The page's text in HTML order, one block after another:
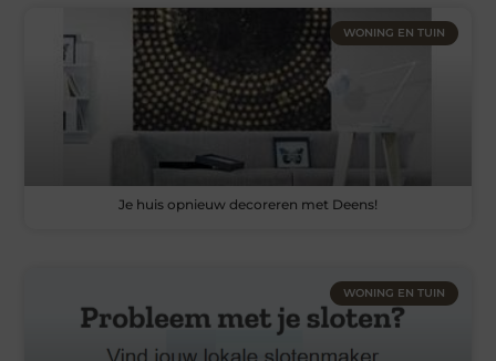
WONING EN TUIN
Je huis opnieuw decoreren met Deens!
WONING EN TUIN